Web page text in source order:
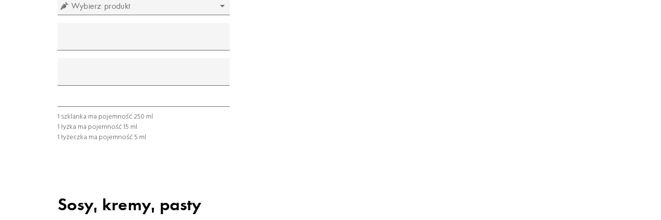
Wybierz produkt
łyżeczka łyżka szklanka
1 szklanka ma pojemność 250 ml
1 łyżka ma pojemność 15 ml
1 łyżeczka ma pojemność 5 ml
Sosy, kremy, pasty